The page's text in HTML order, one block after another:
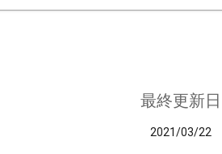
最終更新日
2021/03/22